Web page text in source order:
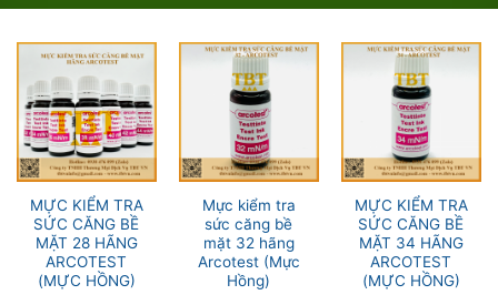
MỰC KIỂM TRA
SỨC CĂNG BỀ
MẶT 28 HÃNG
ARCOTEST
(MỰC HỒNG)
Mực kiểm tra
sức căng bề
mặt 32 hãng
Arcotest (Mực
Hồng)
MỰC KIỂM TRA
SỨC CĂNG BỀ
MẶT 34 HÃNG
ARCOTEST
(MỰC HỒNG)